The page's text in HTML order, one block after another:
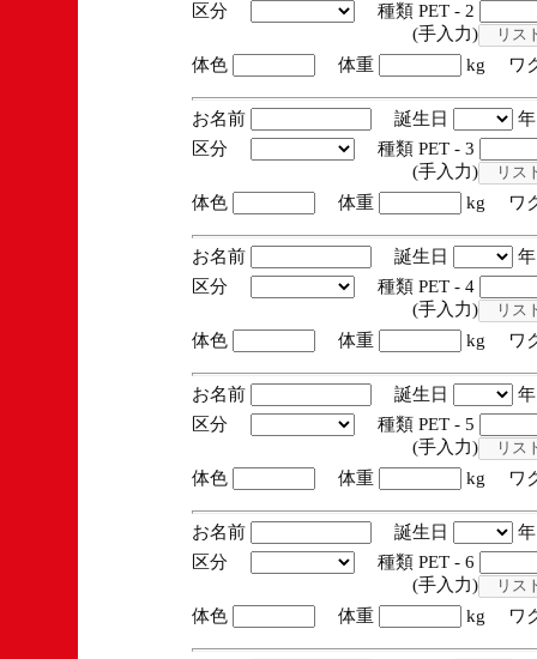
区分
種類 PET - 2
(手入力)
体色
体重 kg ワ
お名前 誕生日
区分
種類 PET - 3
(手入力)
体色
体重 kg ワ
お名前 誕生日
区分
種類 PET - 4
(手入力)
体色
体重 kg ワ
お名前 誕生日
区分
種類 PET - 5
(手入力)
体色
体重 kg ワ
お名前 誕生日
区分
種類 PET - 6
(手入力)
体色
体重 kg ワ